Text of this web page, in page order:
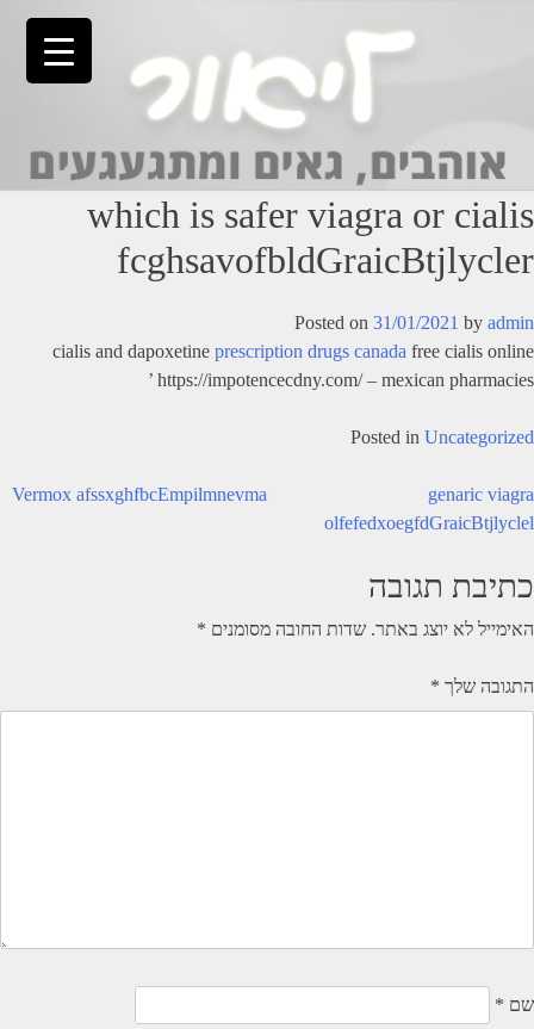
which is safer viagra or cialis
fcghsavofbldGraicBtjlycler
Posted on 31/01/2021 by admin
cialis and dapoxetine prescription drugs canada free cialis online
https://impotencecdny.com/ – mexican pharmacies ’
Posted in Uncategorized
ניווט Vermox afssxghfbcEmpilmnevma
genaric viagra
olfefedxoegfdGraicBtjlyclel
כתיבת תגובה
האימייל לא יוצג באתר. שדות החובה מסומנים *
התגובה שלך *
שם *